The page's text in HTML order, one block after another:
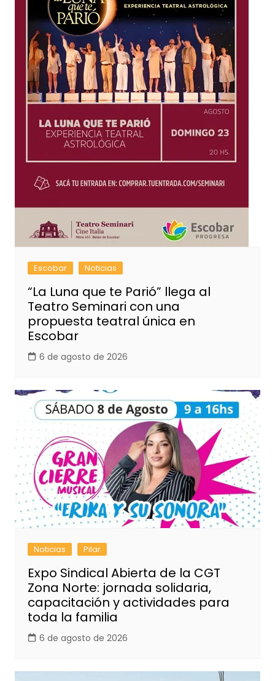
Escobar Noticias
“La Luna que te Parió” llega al
Teatro Seminari con una
propuesta teatral única en
Escobar
6 de agosto de 2026
Noticias Pilar
Expo Sindical Abierta de la CGT
Zona Norte: jornada solidaria,
capacitación y actividades para
toda la familia
6 de agosto de 2026